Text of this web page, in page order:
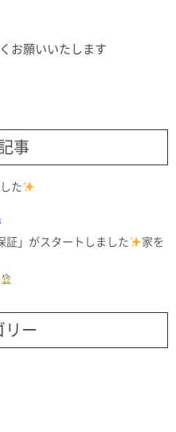
お願いいたします
事
た
証」がスタートしました
家を
リー